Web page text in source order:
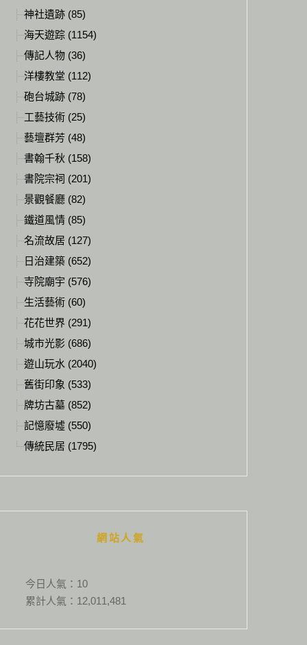
神社遺跡 (85)
海天遊踪 (1154)
傳記人物 (36)
洋樓教堂 (112)
砲台城跡 (78)
工藝技術 (25)
藝壇群芳 (48)
書翰千秋 (158)
書院宗祠 (201)
景觀餐廳 (82)
鐵道風情 (85)
名流故居 (127)
日治建築 (652)
寺院廟宇 (576)
生活藝術 (60)
花花世界 (291)
城市光影 (686)
遊山玩水 (2040)
舊街印象 (533)
牌坊古墓 (852)
記憶廢墟 (550)
傳統民居 (1795)
網站人氣
今日人氣： 10
累計人氣： 12,011,481